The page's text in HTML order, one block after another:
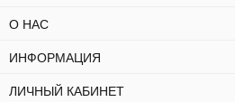
О НАС
ИНФОРМАЦИЯ
ЛИЧНЫЙ КАБИНЕТ